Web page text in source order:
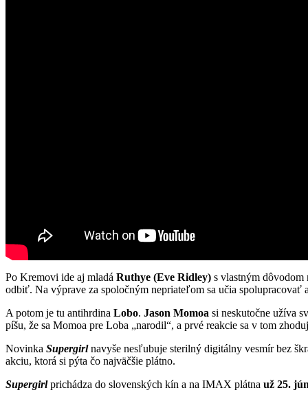
Po Kremovi ide aj mladá Ruthye (Eve Ridley) s vlastným dôvodom
odbiť. Na výprave za spoločným nepriateľom sa učia spolupracovať
A potom je tu antihrdina Lobo. Jason Momoa si neskutočne užíva
píšu, že sa Momoa pre Loba „narodil“, a prvé reakcie sa v tom
Novinka Supergirlnavyše nesľubuje sterilný digitálny vesmír bez
akciu, ktorá si pýta čo najväčšie plátno.
Supergirlprichádza do slovenských kín a na IMAX plátna už 25.